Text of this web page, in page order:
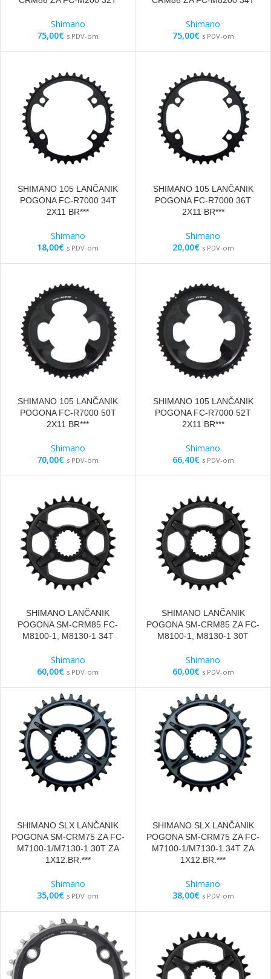
Shimano
75,00€ s PDV-om
Shimano
75,00€ s PDV-om
SHIMANO 105 LANČANIK
POGONA FC-R7000 34T
2X11 BR***
Shimano
18,00€ s PDV-om
SHIMANO 105 LANČANIK
POGONA FC-R7000 36T
2X11 BR***
Shimano
20,00€ s PDV-om
SHIMANO 105 LANČANIK
POGONA FC-R7000 50T
2X11 BR***
Shimano
70,00€ s PDV-om
SHIMANO 105 LANČANIK
POGONA FC-R7000 52T
2X11 BR***
Shimano
66,40€ s PDV-om
SHIMANO LANČANIK
POGONA SM-CRM85 FC-
M8100-1, M8130-1 34T
Shimano
60,00€ s PDV-om
SHIMANO LANČANIK
POGONA SM-CRM85 ZA FC-
M8100-1, M8130-1 30T
Shimano
60,00€ s PDV-om
SHIMANO SLX LANČANIK
POGONA SM-CRM75 ZA FC-
M7100-1/M7130-1 30T ZA
1X12.BR.***
Shimano
35,00€ s PDV-om
SHIMANO SLX LANČANIK
POGONA SM-CRM75 ZA FC-
M7100-1/M7130-1 34T ZA
1X12.BR.***
Shimano
38,00€ s PDV-om